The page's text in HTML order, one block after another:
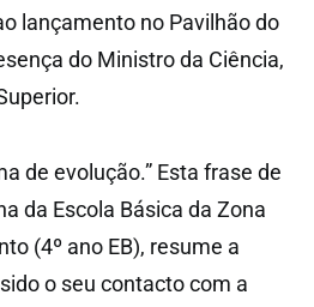
lançamento no Pavilhão do
do Ministro da Ciência,
de evolução.” Esta frase de
da Escola Básica da Zona
(4º ano EB), resume a
o seu contacto com a